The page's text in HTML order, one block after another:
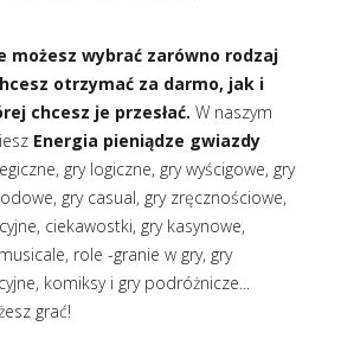
możesz wybrać zarówno rodzaj
otrzymać za darmo, jak i
chcesz je przesłać. W naszym
Energia pieniądze gwiazdy
gry logiczne, gry wyścigowe, gry
gry casual, gry zręcznościowe,
ciekawostki, gry kasynowe,
role -granie w gry, gry
komiksy i gry podróżnicze...
grać!